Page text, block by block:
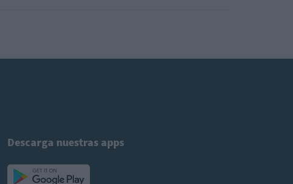
Descarga nuestras apps